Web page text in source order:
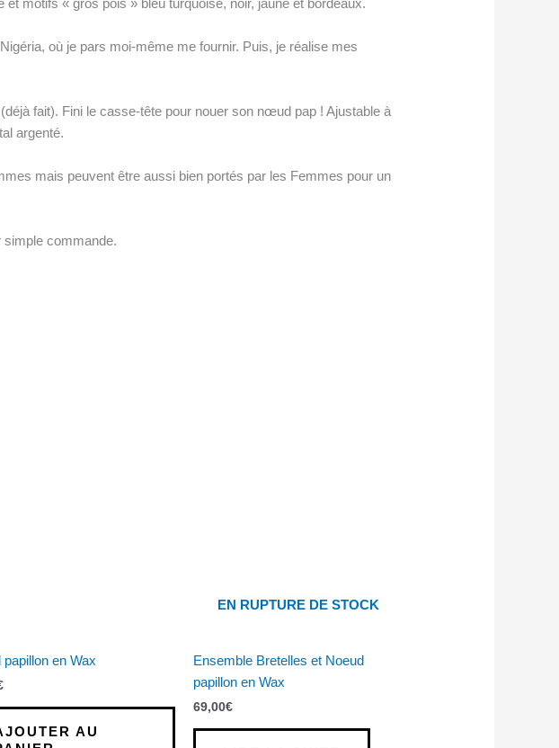
motifs « gros pois » bleu turquoise, noir, jaune et bordeaux.
où je pars moi-même me fournir. Puis, je réalise mes
fait). Fini le casse-tête pour nouer son nœud pap ! Ajustable à
argenté.
mais peuvent être aussi bien portés par les Femmes pour un
simple commande.
en Wax
AU
EN RUPTURE DE STOCK
Ensemble Bretelles et Noeud
papillon en Wax
69,00€